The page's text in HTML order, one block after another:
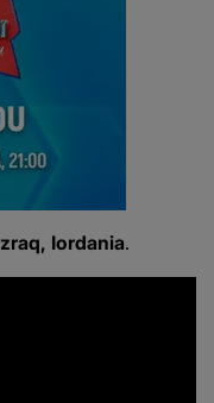
Iordania.